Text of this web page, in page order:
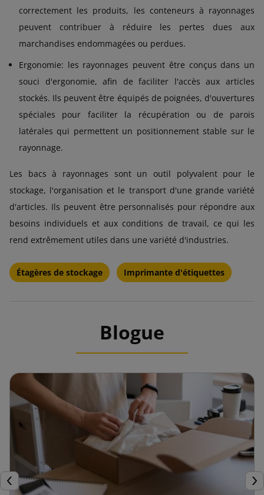
correctement les produits, les conteneurs à rayonnages
peuvent contribuer à réduire les pertes dues aux
marchandises endommagées ou perdues.
Ergonomie: les rayonnages peuvent être conçus dans un
souci d'ergonomie, afin de faciliter l'accès aux articles
stockés. Ils peuvent être équipés de poignées, d'ouvertures
spéciales pour faciliter la récupération ou de parois
latérales qui permettent un positionnement stable sur le
rayonnage.
Les bacs à rayonnages sont un outil polyvalent pour le
stockage, l'organisation et le transport d'une grande variété
d'articles. Ils peuvent être personnalisés pour répondre aux
besoins individuels et aux conditions de travail, ce qui les
rend extrêmement utiles dans une variété d'industries.
Étagères de stockage Imprimante d'étiquettes
Blogue
Précédent